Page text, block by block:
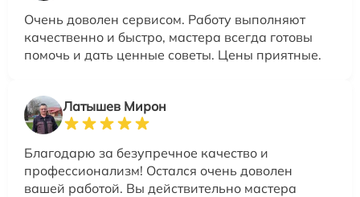
Очень доволен сервисом. Работу выполняют
качественно и быстро, мастера всегда готовы
помочь и дать ценные советы. Цены приятные.
Латышев Мирон
Благодарю за безупречное качество и
профессионализм! Остался очень доволен
вашей работой. Вы действительно мастера